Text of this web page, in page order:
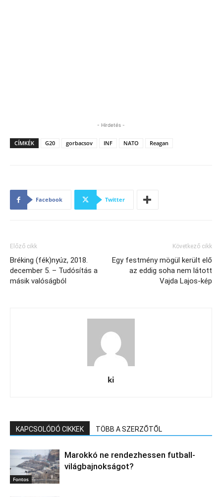
- Hirdetés -
CÍMKÉK G20 gorbacsov INF NATO Reagan
Facebook Twitter
Előző cikk
Bréking (fék)nyúz, 2018.
december 5. – Tudósítás a
másik valóságból
Következő cikk
Egy festmény mögül került elő
az eddig soha nem látott
Vajda Lajos-kép
ki
KAPCSOLÓDÓ CIKKEK TÖBB A SZERZŐTŐL
Fontos
Marokkó ne rendezhessen futball-
világbajnokságot?